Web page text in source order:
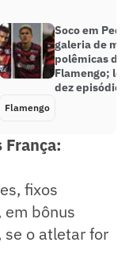
Soco em
galeria de
polêmicas da
Flamengo;
dez episódios
Flamengo
França:
fixos
bônus
o atletar for